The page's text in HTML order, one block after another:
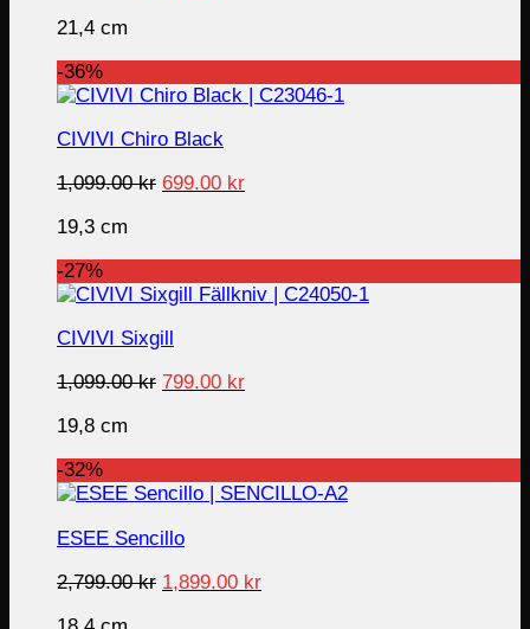
21,4 cm
-36%
CIVIVI Chiro Black
1,099.00kr Original
699.00 krCurrent
19,3 cm
-27%
CIVIVI Sixgill
1,099.00kr Original
799.00 krCurrent
19,8 cm
-32%
ESEE Sencillo
2,799.00kr Original
1,899.00 krCurrent